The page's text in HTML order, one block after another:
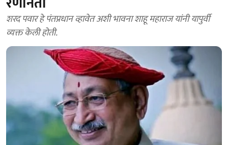
शरद पवार हे पंतप्रधान व्हावेत अशी भावना शाहू महाराज यांनी यापुर्वी
व्यक्त केली हाेती.